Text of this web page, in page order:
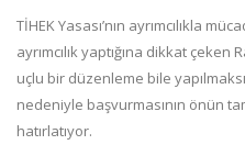
TİHEK Yasası’nın ayrımcılıkla
ayrımcılık yaptığına dikkat çeken
uçlu bir düzenleme bile
nedeniyle başvurmasının önün
hatırlatıyor.